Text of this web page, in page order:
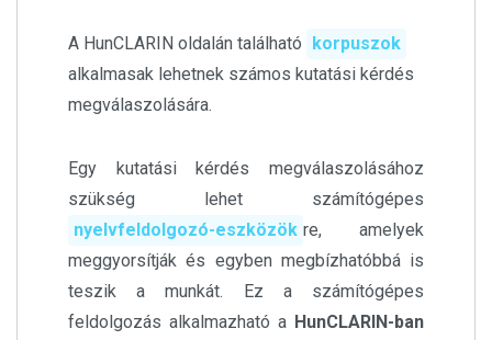
A HunCLARIN oldalán található korpuszok
alkalmasak lehetnek számos kutatási kérdés
megválaszolására.
Egy kutatási kérdés megválaszolásához
szükség lehet számítógépes
nyelvfeldolgozó-eszközök re, amelyek
meggyorsítják és egyben megbízhatóbbá is
teszik a munkát. Ez a számítógépes
feldolgozás alkalmazható a HunCLARIN-ban